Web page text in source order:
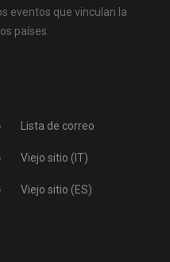
eventos que vinculan la
países.
Lista de correo
Viejo sitio (IT)
Viejo sitio (ES)